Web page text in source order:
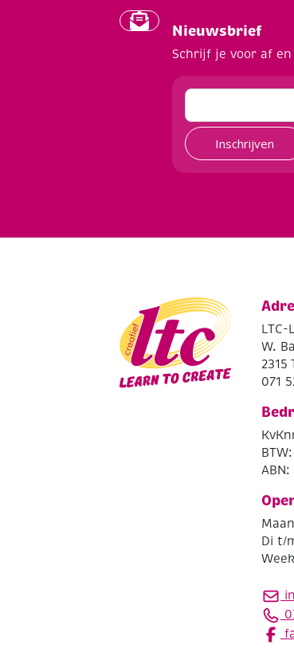
Nieuwsbrief
Schrijf je voor af
Inschrijven
LTC-
W.
2315
071
ABN:
Di t/